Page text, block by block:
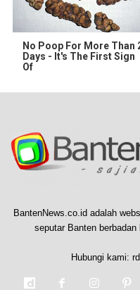
No Poop For More Than
Days - It's The First Sign
Of
BantenNews.co.id adalah
seputar Banten
Hubungi kami: